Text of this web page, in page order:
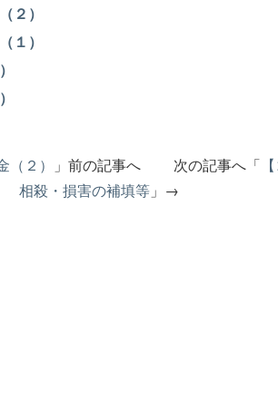
２）
１）
（２） 」前の記事へ 次の記事へ「
相殺・損害の補填等 」→